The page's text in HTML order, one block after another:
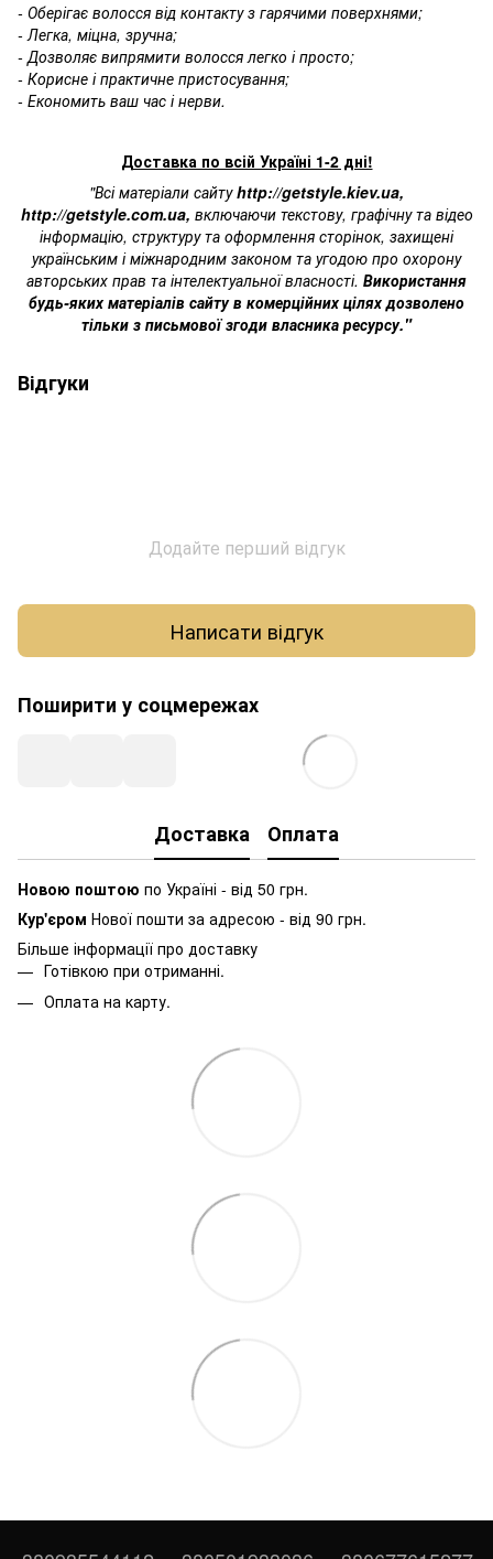
- Оберігає волосся від контакту з гарячими поверхнями;
- Легка, міцна, зручна;
- Дозволяє випрямити волосся легко і просто;
- Корисне і практичне пристосування;
- Економить ваш час і нерви.
Доставка по всій Україні 1-2 дні!
"Всі матеріали сайтуhttp://getstyle.kiev.ua,
http://getstyle.com.ua, включаючи текстову, графічну та відео
інформацію, структуру та оформлення сторінок, захищені
українським і міжнародним законом та угодою про охорону
авторських прав та інтелектуальної власності. Використання
будь-яких матеріалів сайту в комерційних цілях дозволено
тільки з письмової згоди власника ресурсу."
Відгуки
Додайте перший відгук
Написати відгук
Поширити у соцмережах
Доставка Оплата
Новою поштою по Україні - від 50 грн.
Кур'єром Нової пошти за адресою - від 90 грн.
Більше інформації про доставку
Готівкою при отриманні.
Оплата на карту.